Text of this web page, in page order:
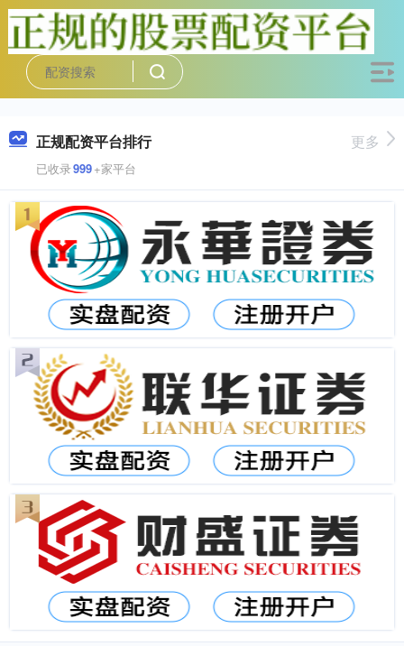
正规配资平台排行
已收录999+家平台
更多